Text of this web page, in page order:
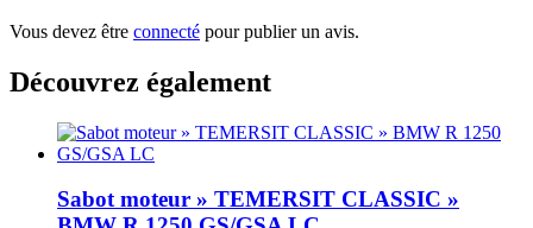
Vous devez être connecté pour publier un avis.
Découvrez également
Sabot moteur » TEMERSIT CLASSIC »